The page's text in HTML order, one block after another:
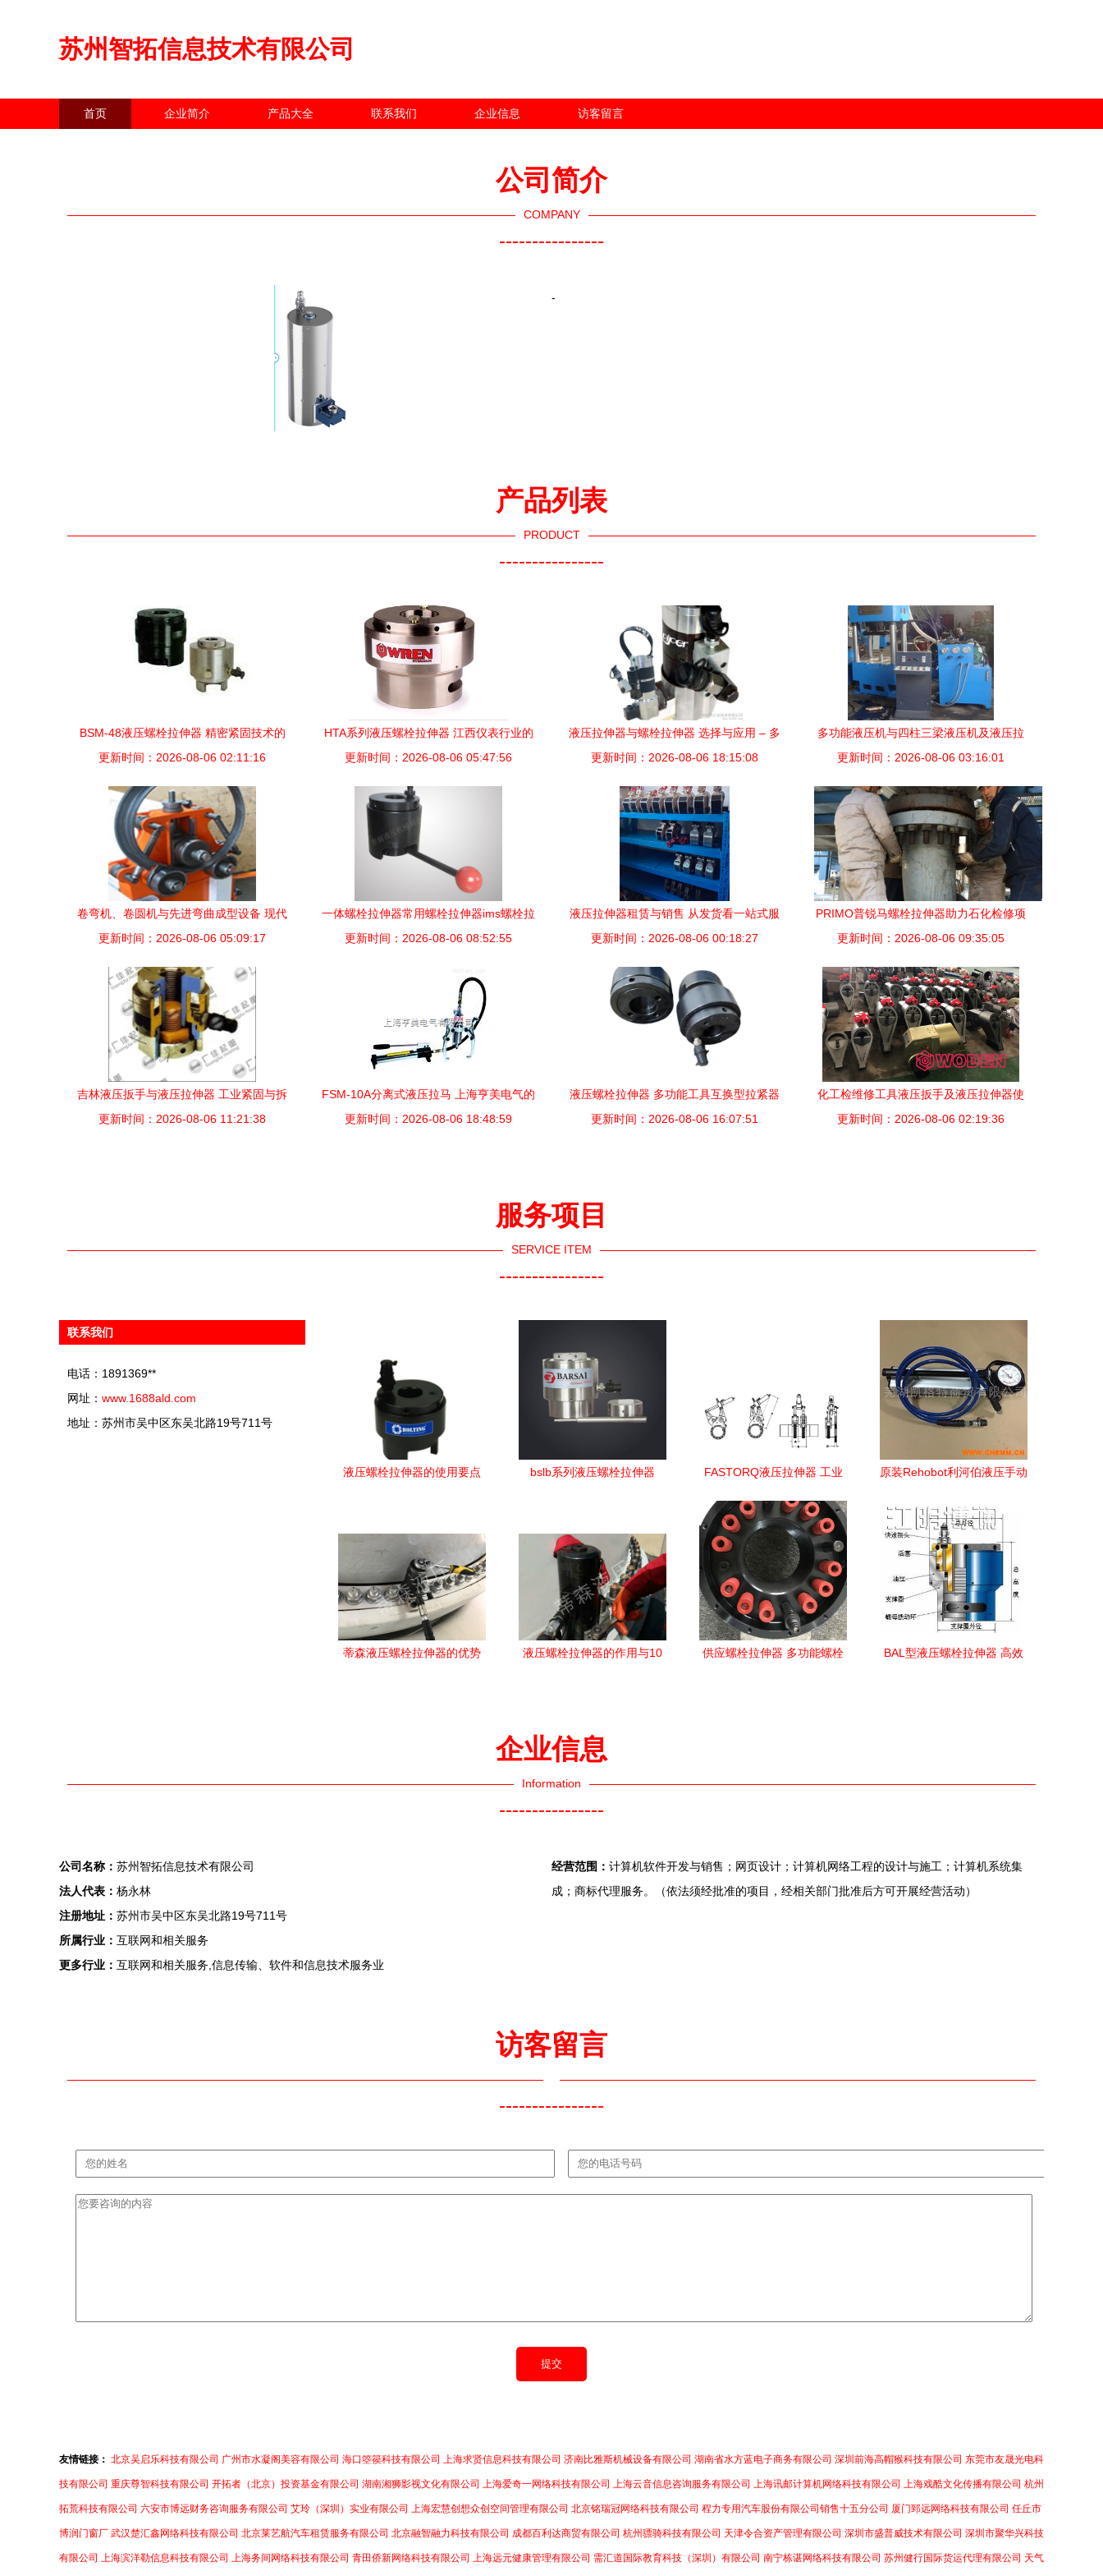
苏州智拓信息技术有限公司
首页 企业简介 产品大全 联系我们 企业信息 访客留言
公司简介
COMPANY
----------------
-
产品列表
PRODUCT
----------------
BSM-48液压螺栓拉伸器 精密紧固技术的
创新突破
更新时间：2026-08-06 02:11:16
HTA系列液压螺栓拉伸器 江西仪表行业的
精准力控新选择
更新时间：2026-08-06 05:47:56
液压拉伸器与螺栓拉伸器 选择与应用 – 多
级与双级技术深度解析【高清图析】
更新时间：2026-08-06 18:15:08
多功能液压机与四柱三梁液压机及液压拉
伸器的技术解析与应用
更新时间：2026-08-06 03:16:01
卷弯机、卷圆机与先进弯曲成型设备 现代
精密加工的核心力量
更新时间：2026-08-06 05:09:17
一体螺栓拉伸器常用螺栓拉伸器ims螺栓拉
伸器厂家-万通商务网
更新时间：2026-08-06 08:52:55
液压拉伸器租赁与销售 从发货看一站式服
务的价值
更新时间：2026-08-06 00:18:27
PRIMO普锐马螺栓拉伸器助力石化检修项
目稳步推进
更新时间：2026-08-06 09:35:05
吉林液压扳手与液压拉伸器 工业紧固与拆
装的强力助手
更新时间：2026-08-06 11:21:38
FSM-10A分离式液压拉马 上海亨美电气的
创新力作
更新时间：2026-08-06 18:48:59
液压螺栓拉伸器 多功能工具互换型拉紧器
与自动复位液压拉升器的技术解析与应用
更新时间：2026-08-06 16:07:51
化工检维修工具液压扳手及液压拉伸器使
用安全要点须知
更新时间：2026-08-06 02:19:36
服务项目
SERVICE ITEM
----------------
联系我们
电话：1891369**
网址： www.1688ald.com
地址：苏州市吴中区东吴北路19号711号
液压螺栓拉伸器的使用要点
bslb系列液压螺栓拉伸器
FASTORQ液压拉伸器 工业
原装Rehobot利河伯液压手动
械网液压拉伸器高效运作的
核心动力
蒂森液压螺栓拉伸器的优势
液压螺栓拉伸器的作用与10
供应螺栓拉伸器 多功能螺栓
BAL型液压螺栓拉伸器 高效
企业信息
Information
----------------
公司名称： 苏州智拓信息技术有限公司
法人代表： 杨永林
注册地址： 苏州市吴中区东吴北路19号711号
所属行业： 互联网和相关服务
更多行业： 互联网和相关服务,信息传输、软件和信息技术服务业
经营范围： 计算机软件开发与销售；网页设计；计算机网络工程的设计与施工；计算机系统集
成；商标代理服务。（依法须经批准的项目，经相关部门批准后方可开展经营活动）
访客留言
----------------
友情链接： 北京吴启乐科技有限公司 广州市水凝阁美容有限公司 海口箜篌科技有限公司 上海求贤信息科技有限公司 济南比雅斯机械设备有限公司 湖南省水方蓝电子商务有限公司 深圳前海高帽猴科技有限公司 东莞市友晟光电科
技有限公司 重庆尊智科技有限公司 开拓者（北京）投资基金有限公司 湖南湘狮影视文化有限公司 上海爱奇一网络科技有限公司 上海云音信息咨询服务有限公司 上海讯邮计算机网络科技有限公司 上海戏酷文化传播有限公司 杭州
拓荒科技有限公司 六安市博远财务咨询服务有限公司 艾玲（深圳）实业有限公司 上海宏慧创想众创空间管理有限公司 北京铭瑞冠网络科技有限公司 程力专用汽车股份有限公司销售十五分公司 厦门郅远网络科技有限公司 任丘市
博润门窗厂 武汉楚汇鑫网络科技有限公司 北京莱艺航汽车租赁服务有限公司 北京融智融力科技有限公司 成都百利达商贸有限公司 杭州骠骑科技有限公司 天津令合资产管理有限公司 深圳市盛普威技术有限公司 深圳市聚华兴科技
有限公司 上海滨洋勒信息科技有限公司 上海务间网络科技有限公司 青田侨新网络科技有限公司 上海远元健康管理有限公司 需汇道国际教育科技（深圳）有限公司 南宁栋谌网络科技有限公司 苏州健行国际货运代理有限公司 天气